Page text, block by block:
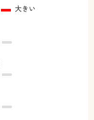
大きい